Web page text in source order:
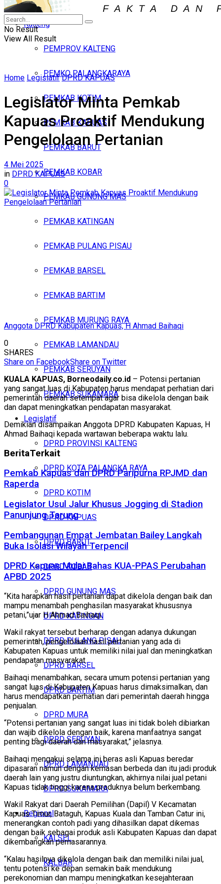
Iklan
Jumat, Agustus 7, 2026
Kalteng
PEMPROV KALTENG
PEMKO PALANGKARAYA
PEMKAB KOTIM
PEMKAB KAPUAS
PEMKAB BARUT
PEMKAB KOBAR
PEMKAB GUNUNG MAS
PEMKAB KATINGAN
PEMKAB PULANG PISAU
PEMKAB BARSEL
PEMKAB BARTIM
PEMKAB MURUNG RAYA
PEMKAB LAMANDAU
PEMKAB SERUYAN
PEMKAB SUKAMARA
Legislatif
DPRD PROVINSI KALTENG
DPRD KOTA PALANGKA RAYA
DPRD KOTIM
DPRD KAPUAS
DPRD BARUT
DPRD KOBAR
DPRD GUNUNG MAS
DPRD KATINGAN
DPRD PULANG PISAU
DPRD BARSEL
DPRD BARTIM
DPRD MURA
DPRD SERUYAN
DPRD LAMANDAU
DPRD SUKAMARA
Regional
KALSEL
KALBAR
No Result
View All Result
Home Legislatif DPRD KAPUAS
Legislator Minta Pemkab
Kapuas Proaktif Mendukung
Pengelolaan Pertanian
4 Mei 2025
in DPRD KAPUAS
0
Anggota DPRD Kabupaten Kapuas, H Ahmad Baihaqi
0
SHARES
Share on FacebookShare on Twitter
KUALA KAPUAS, Borneodaily.co.id – Potensi pertanian
yang sangat luas di Kabupaten harus mendapat perhatian dari
pemerintah daerah setempat agar bisa dikelola dengan baik
dan dapat meningkatkan pendapatan masyarakat.
Demikian disampaikan Anggota DPRD Kabupaten Kapuas, H
Ahmad Baihaqi kepada wartawan beberapa waktu lalu.
BeritaTerkait
Pemkab Kapuas dan DPRD Paripurna RPJMD dan
Raperda
Legislator Usul Jalur Khusus Jogging di Stadion
Panunjung Tarung
Pembangunan Empat Jembatan Bailey Langkah
Buka Isolasi Wilayah Terpencil
DPRD Kapuas Mulai Bahas KUA-PPAS Perubahan
APBD 2025
“Kita harapkan hasil pertanian dapat dikelola dengan baik dan
mampu menambah penghasilan masyarakat khususnya
petani,”ujar H Ahmad Baihaqi.
Wakil rakyat tersebut berharap dengan adanya dukungan
pemerintah, pengelolaan hasil pertanian yang ada di
Kabupaten Kapuas untuk memiliki nilai jual dan meningkatkan
pendapatan masyarakat.
Baihaqi menambahkan, secara umum potensi pertanian yang
sangat luas di Kabupaten Kapuas harus dimaksimalkan, dan
harus mendapatkan perhatian dari pemerintah daerah hingga
penjualan.
“Potensi pertanian yang sangat luas ini tidak boleh dibiarkan
dan wajib dikelola dengan baik, karena manfaatnya sangat
penting bagi daerah dan masyarakat,” jelasnya.
Baihaqi mengakui selama ini beras asli Kapuas beredar
dipasaran namun dengan kemasan berbeda dan itu jadi produk
daerah lain yang justru diuntungkan, akhirnya nilai jual petani
Kapuas tidak tinggi karena produknya belum berkembang.
Wakil Rakyat dari Daerah Pemilihan (Dapil) V Kecamatan
Kapuas Timur, Bataguh, Kapuas Kuala dan Tamban Catur ini,
menerangkan contoh padi yang dihasilkan dapat dikemas
dengan baik sebagai produk asli Kabupaten Kapuas dan dapat
dikembangkan pemasarannya.
“Kalau hasilnya dikelola dengan baik dan memiliki nilai jual,
tentu potensi ke depan semakin baik mendukung
perekonomian dan mampu meningkatkan kesejahteraan